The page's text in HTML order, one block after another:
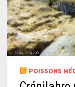
POISSONS